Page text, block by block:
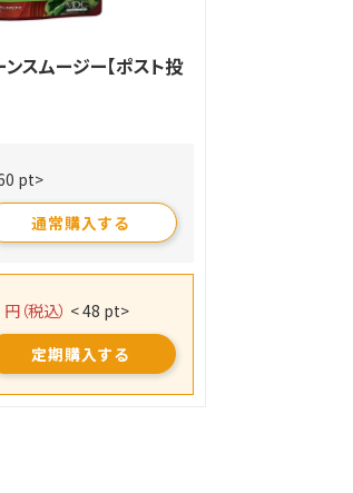
スムージー【ポスト投
pt>
通常購入する
円（税込） < 48 pt>
定期購入する